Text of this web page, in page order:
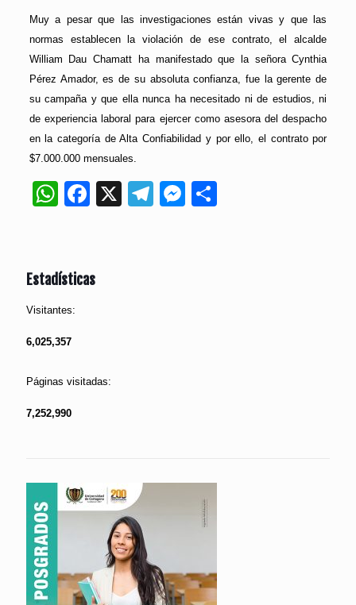
Muy a pesar que las investigaciones están vivas y que las
normas establecen la violación de ese contrato, el alcalde
William Dau Chamatt ha manifestado que la señora Cynthia
Pérez Amador, es de su absoluta confianza, fue la gerente de
su campaña y que ella nunca ha necesitado ni de estudios, ni
de experiencia laboral para ejercer como asesora del despacho
en la categoría de Alta Confiabilidad y por ello, el contrato por
$7.000.000 mensuales.
WhatsApp
Facebook
X Telegram
Messenger
Compartir
Estadísticas
Visitantes:
6,025,357
Páginas visitadas:
7,252,990